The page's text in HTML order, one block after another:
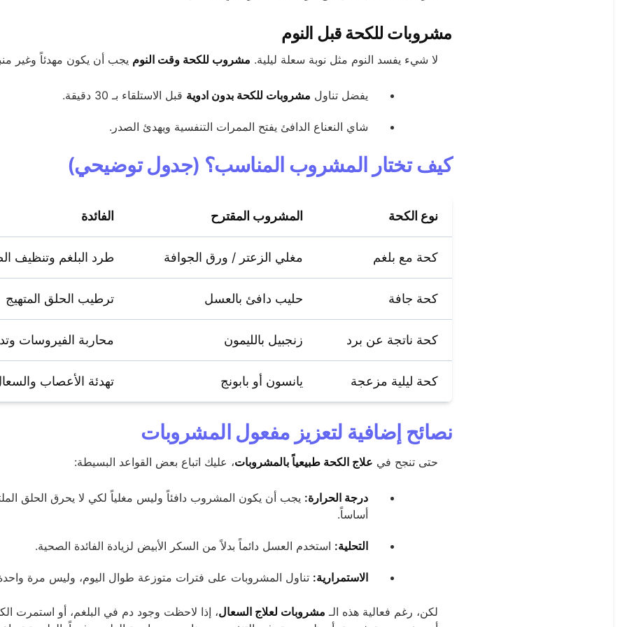
مشروبات للكحة قبل النوم
لا شيء يفسد النوم مثل نوبة سعلة ليلية. مشروب للكحة وقت النوم يجب أن يكون مهدئاً وغير
يفضل تناول مشروبات للكحة بدون ادوية قبل الاستلقاء بـ 30 دقيقة.
شاي النعناع الدافئ يفتح الممرات التنفسية ويهدئ الصدر.
كيف تختار المشروب المناسب؟ (جدول توضيحي)
نوع الكحة المشروب المقترح الفائدة
كحة مع بلغم مغلي الزعتر / ورق الجوافة طرد البلغم وتنظيف
كحة جافة حليب دافئ بالعسل ترطيب الحلق المتهيج
كحة ناتجة عن برد زنجبيل بالليمون محاربة الفيروسات
كحة ليلية مزعجة يانسون أو بابونج تهدئة الأعصاب
نصائح إضافية لتعزيز مفعول المشروبات
حتى تنجح في علاج الكحة طبيعياً بالمشروبات، عليك اتباع بعض القواعد البسيطة:
درجة الحرارة: يجب أن يكون المشروب دافئاً وليس مغلياً لكي لا يحرق الحلق
أساساً.
التحلية: استخدم العسل دائماً بدلاً من السكر الأبيض لزيادة الفائدة الصحية.
الاستمرارية: تناول المشروبات على فترات متوزعة طوال اليوم، وليس مرة
لكن، رغم فعالية هذه الـ مشروبات لعلاج السعال، إذا لاحظت وجود دم في البلغم، أو استمرت